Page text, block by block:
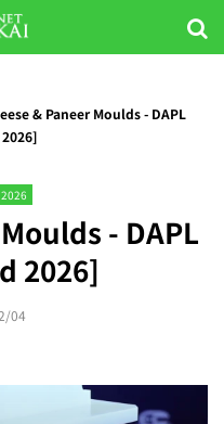
& Paneer Moulds - DAPL
2026
- DAPL
2026]
04